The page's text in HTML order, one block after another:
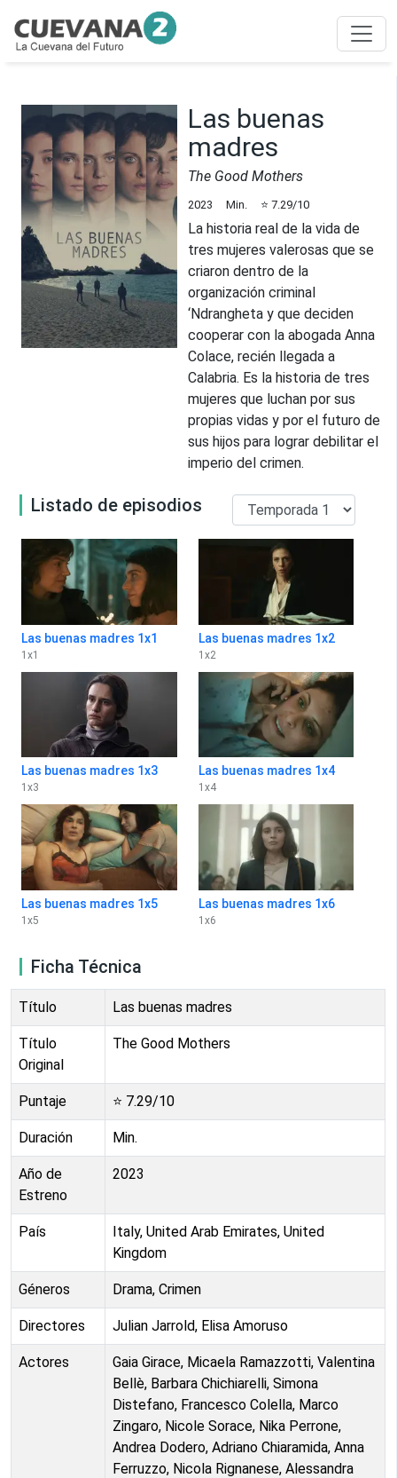
Las buenas
madres
The Good Mothers
2023 Min. ⭐ 7.29/10
La historia real de la vida de
tres mujeres valerosas que se
criaron dentro de la
organización criminal
‘Ndrangheta y que deciden
cooperar con la abogada Anna
Colace, recién llegada a
Calabria. Es la historia de tres
mujeres que luchan por sus
propias vidas y por el futuro de
sus hijos para lograr debilitar el
imperio del crimen.
Listado de episodios
Las buenas madres 1x1
1 x1
Las buenas madres 1x2
1 x2
Las buenas madres 1x3
1 x3
Las buenas madres 1x4
1 x4
Las buenas madres 1x5
1 x5
Las buenas madres 1x6
1 x6
Ficha Técnica
Título Las buenas madres
Título
Original
The Good Mothers
Puntaje ⭐ 7.29/10
Duración Min.
Año de
Estreno
2023
País
Italy, United Arab Emirates, United
Kingdom
Géneros Drama, Crimen
Directores Julian Jarrold, Elisa Amoruso
Actores
Gaia Girace, Micaela Ramazzotti, Valentina
Bellè, Barbara Chichiarelli, Simona
Distefano, Francesco Colella, Marco
Zingaro, Nicole Sorace, Nika Perrone,
Andrea Dodero, Adriano Chiaramida, Anna
Ferruzzo, Nicola Rignanese, Alessandra